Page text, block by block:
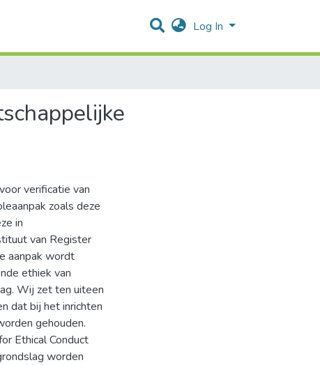
Log In
verificatie van
zoals deze
in
van Register
aanpak wordt
ethiek van
Wij zet ten uiteen
dat bij het inrichten
gehouden.
Ethical Conduct
worden